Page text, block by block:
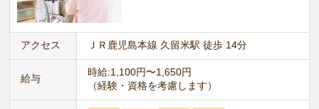
アクセス ＪＲ鹿児島本線 久留米駅 徒歩 14分
給与
時給:1,100円〜1,650円
（経験・資格を考慮します）